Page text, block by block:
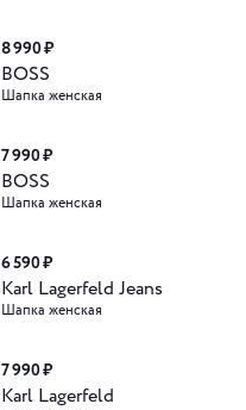
8 990 ₽
BOSS
Шапка женская
7 990 ₽
BOSS
Шапка женская
6 590 ₽
Karl Lagerfeld Jeans
Шапка женская
7 990 ₽
Karl Lagerfeld